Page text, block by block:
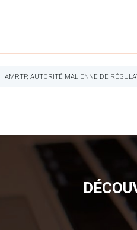
AMRTP, AUTORITÉ MALIENNE DE